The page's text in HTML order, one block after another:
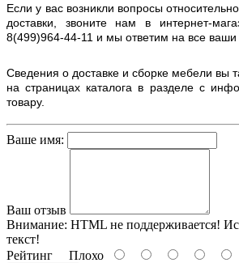
Если у вас возникли вопросы
доставки, звоните нам в интернет-
8(499)964-44-11 и мы ответим на все ваши
Сведения о доставке и сборке мебели вы
на страницах каталога в разделе с
товару.
Ваше имя:
Ваш отзыв
Внимание: HTML не поддерживается!
текст!
Рейтинг Плохо